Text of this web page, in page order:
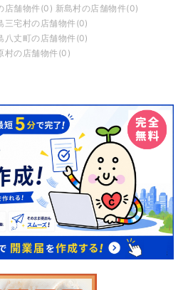
店舗物件(0) 新島村の店舗物件(0)
三宅村の店舗物件(0)
八丈町の店舗物件(0)
村の店舗物件(0)